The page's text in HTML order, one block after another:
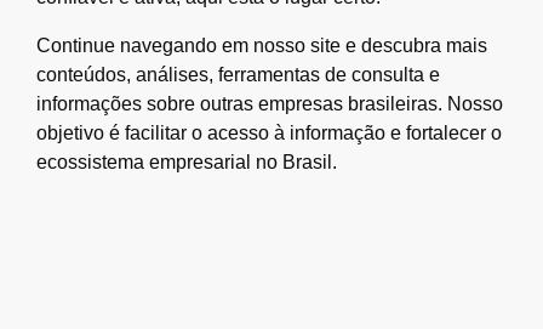
Continue navegando em nosso site e descubra mais
conteúdos, análises, ferramentas de consulta e
informações sobre outras empresas brasileiras. Nosso
objetivo é facilitar o acesso à informação e fortalecer o
ecossistema empresarial no Brasil.